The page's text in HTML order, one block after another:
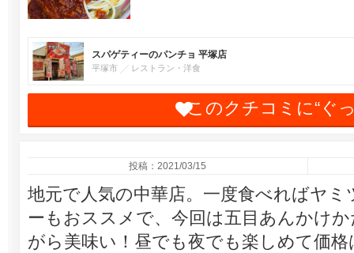
スパゲティーのパンチョ 平塚店
平塚市 レストラン・洋食
このクチコミに“ぐ
投稿：2021/03/15
地元で人気の中華店。一度食べればヤ
ーもおススメで、今回は五目あんかけ
がら美味い！昼でも夜でも楽しめて価